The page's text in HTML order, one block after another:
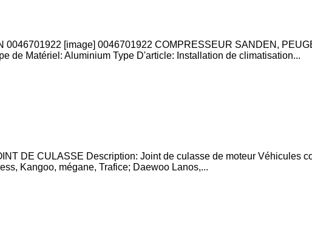
[image] 0046701922 COMPRESSEUR SANDEN,
de Matériel: Aluminium Type D'article: Installation de climatisation...
DE CULASSE Description: Joint de culasse de moteur Véhicules
Kangoo, mégane, Trafice; Daewoo Lanos,...